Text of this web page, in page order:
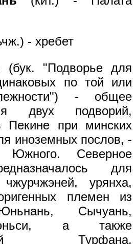
- хребет
(бук. "Подворье для
по той или
- общее
двух подворий,
Пекине при минских
иноземных послов, -
Южного. Северное
для
урянха,
племен из
Сычуань,
а также
Турфана,